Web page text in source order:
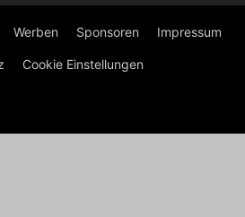
Werben Sponsoren Impressum
Cookie Einstellungen